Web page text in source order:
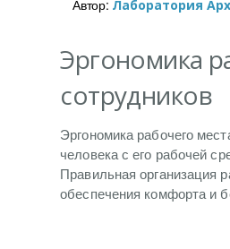
Автор: Лаборатория
Эргономика
сотрудников
Эргономика рабочего
человека с его рабочей
Правильная организация
обеспечения комфорта и